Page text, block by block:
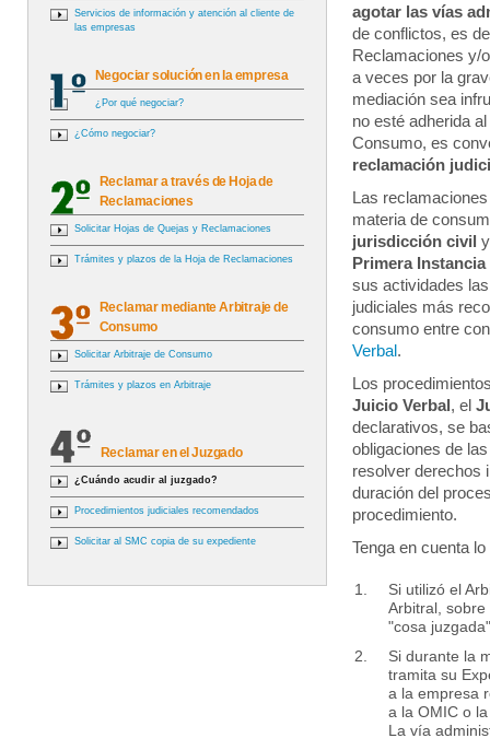
Servicios de información y atención al cliente de
las empresas
Negociar solución en la empresa
¿Por qué negociar?
¿Cómo negociar?
Reclamar a través de Hoja de
Reclamaciones
Solicitar Hojas de Quejas y Reclamaciones
Trámites y plazos de la Hoja de Reclamaciones
Reclamar mediante Arbitraje de
Consumo
Solicitar Arbitraje de Consumo
Trámites y plazos en Arbitraje
Reclamar en el Juzgado
¿Cuándo acudir al juzgado?
Procedimientos judiciales recomendados
Solicitar al SMC copia de su expediente
agotar las vías
de conflictos, es
Reclamaciones y/
a veces por la
mediación sea
no esté adherida
Consumo, es
reclamación
Las
materia de
jurisdicción civil
Primera Instancia
sus actividades
judiciales más
consumo entre
Verbal .
Los
Juicio Verbal , el
declarativos, se
obligaciones de
resolver derechos
duración del
procedimiento.
Tenga en cuenta
Si utilizó el
Arbitral,
"cosa
Si durante la
tramita su
a la empresa
a la OMIC o
La vía